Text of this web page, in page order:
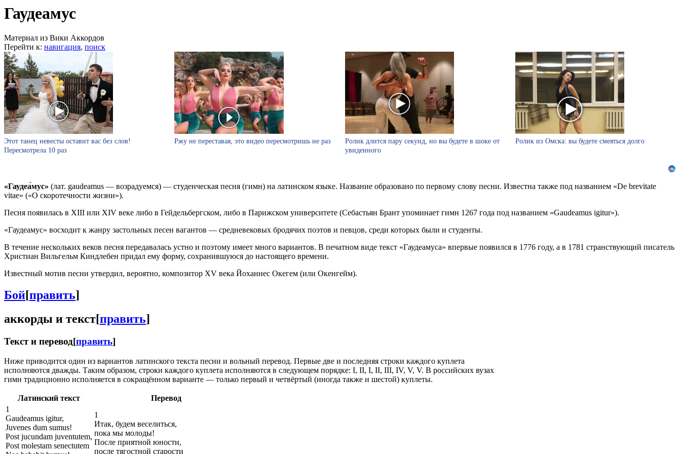
Гаудеамус
Материал из Вики Аккордов
Перейти к: навигация, поиск
Этот танец невесты оставит вас без слов!
Пересмотрела 10 раз
Ржу не переставая, это видео пересмотришь не раз
Ролик длится пару секунд, но вы будете в шоке от
увиденного
Ролик из Омска: вы будете смеяться долго
«Гаудеа́мус» (лат. gaudeamus — возрадуемся) — студенческая песня (гимн) на латинском языке. Название образовано по первому слову песни. Известна также под названием «De brevitate
vitae» («О скоротечности жизни»).
Песня появилась в XIII или XIV веке либо в Гейдельбергском, либо в Парижском университете (Себастьян Брант упоминает гимн 1267 года под названием «Gaudeamus igitur»).
«Гаудеамус» восходит к жанру застольных песен вагантов — средневековых бродячих поэтов и певцов, среди которых были и студенты.
В течение нескольких веков песня передавалась устно и поэтому имеет много вариантов. В печатном виде текст «Гаудеамуса» впервые появился в 1776 году, а в 1781 странствующий писатель
Христиан Вильгельм Киндлебен придал ему форму, сохранившуюся до настоящего времени.
Известный мотив песни утвердил, вероятно, композитор XV века Йоханнес Окегем (или Окенгейм).
Бой[править]
аккорды и текст[править]
Текст и перевод[править]
Ниже приводится один из вариантов латинского текста песни и вольный перевод. Первые две и последняя строки каждого куплета
исполняются дважды. Таким образом, строки каждого куплета исполняются в следующем порядке: I, II, I, II, III, IV, V, V. В российских вузах
гимн традиционно исполняется в сокращённом варианте — только первый и четвёртый (иногда также и шестой) куплеты.
Латинский текст
Перевод
1
Gaudeamus igitur,
Juvenes dum sumus!
Post jucundam juventutem,
Post molestam senectutem
1
Итак, будем веселиться,
пока мы молоды!
После приятной юности,
после тягостной старости